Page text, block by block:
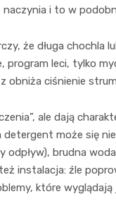
i to w
że długa chochla
program leci, tylko
obniża ciśnienie
ale dają
może się
brudna
instalacja: źle
które wyglądają